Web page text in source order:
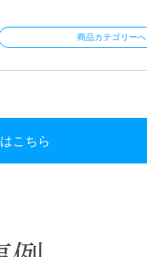
商品カテゴリーへ
こちら